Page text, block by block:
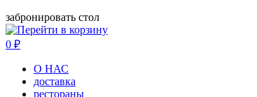
забронировать стол
0 ₽
О НАС
доставка
рестораны